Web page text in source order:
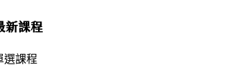
新課程
選課程